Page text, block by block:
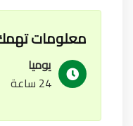
معلومات
يوميا
24 ساعة